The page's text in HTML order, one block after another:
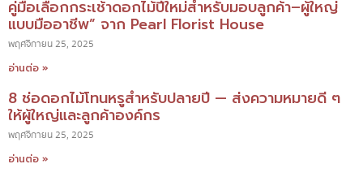
คู่มือเลือกกระเช้าดอกไม้ปีใหม่สำหรับมอบลูกค้า–ผู้ใหญ่
แบบมืออาชีพ” จาก Pearl Florist House
พฤศจิกายน 25, 2025
อ่านต่อ »
8 ช่อดอกไม้โทนหรูสำหรับปลายปี — ส่งความหมายดี ๆ
ให้ผู้ใหญ่และลูกค้าองค์กร
พฤศจิกายน 25, 2025
อ่านต่อ »